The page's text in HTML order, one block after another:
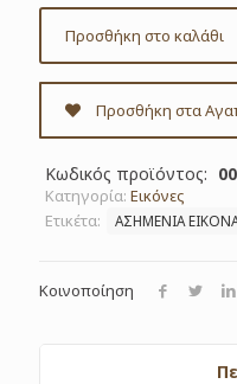
Προσθήκη στο καλάθι
Προσθήκη στα
Κωδικός προϊόντος:
Κατηγορία: Εικόνες
Ετικέτα:
ΑΣΗΜΕΝΙΑ ΕΙΚΟΝΑ
Κοινοποίηση